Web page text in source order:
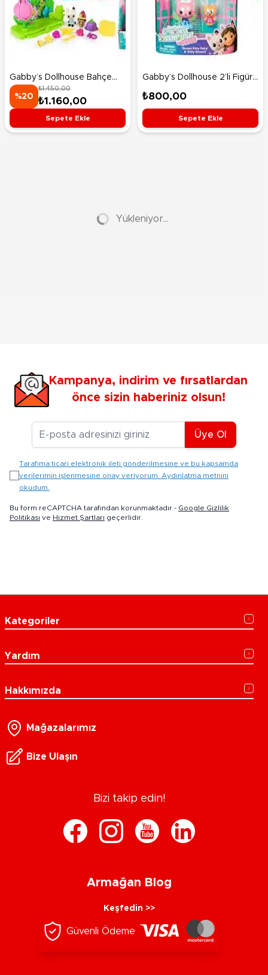
Gabby’s Dollhouse Bahçe
Oyun Seti
%20
₺1.450,00
₺1.160,00
Sepete Ekle
Gabby’s Dollhouse 2’li Figür
Paketi Queen Kitty Fairy ve
Kitty Gnome
₺800,00
Sepete Ekle
Yükleniyor...
Kampanya, indirim ve fırsatlardan
önce sizin haberiniz olsun!
E-posta Adresiniz
Üye Ol
Tarafıma ticari elektronik ileti gönderilmesine ve bu kapsamda
verilerimin işlenmesine onay veriyorum. Aydınlatma metnini
okudum.
Bu form reCAPTCHA tarafından korunmaktadır - Google Gizlilik
Politikası ve Hizmet Şartları geçerlidir.
Kategoriler
Yardım
Hakkımızda
Mağazalarımız
Bize Ulaşın
Bizi takip edin!
Armağan Blog
Keşfedin >>
Güvenli Ödeme